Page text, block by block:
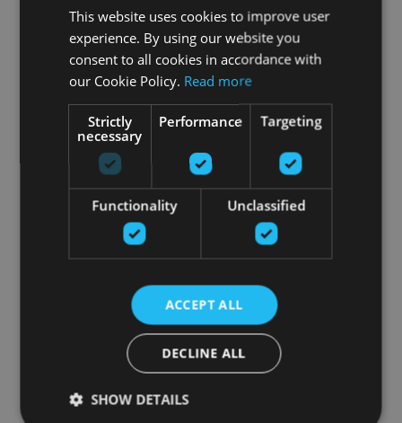
This website uses cookies to improve user
experience. By using our website you
consent to all cookies in accordance with
our Cookie Policy. Read more
Strictly
necessary
Performance Targeting
Functionality Unclassified
ACCEPT ALL
DECLINE ALL
SHOW DETAILS